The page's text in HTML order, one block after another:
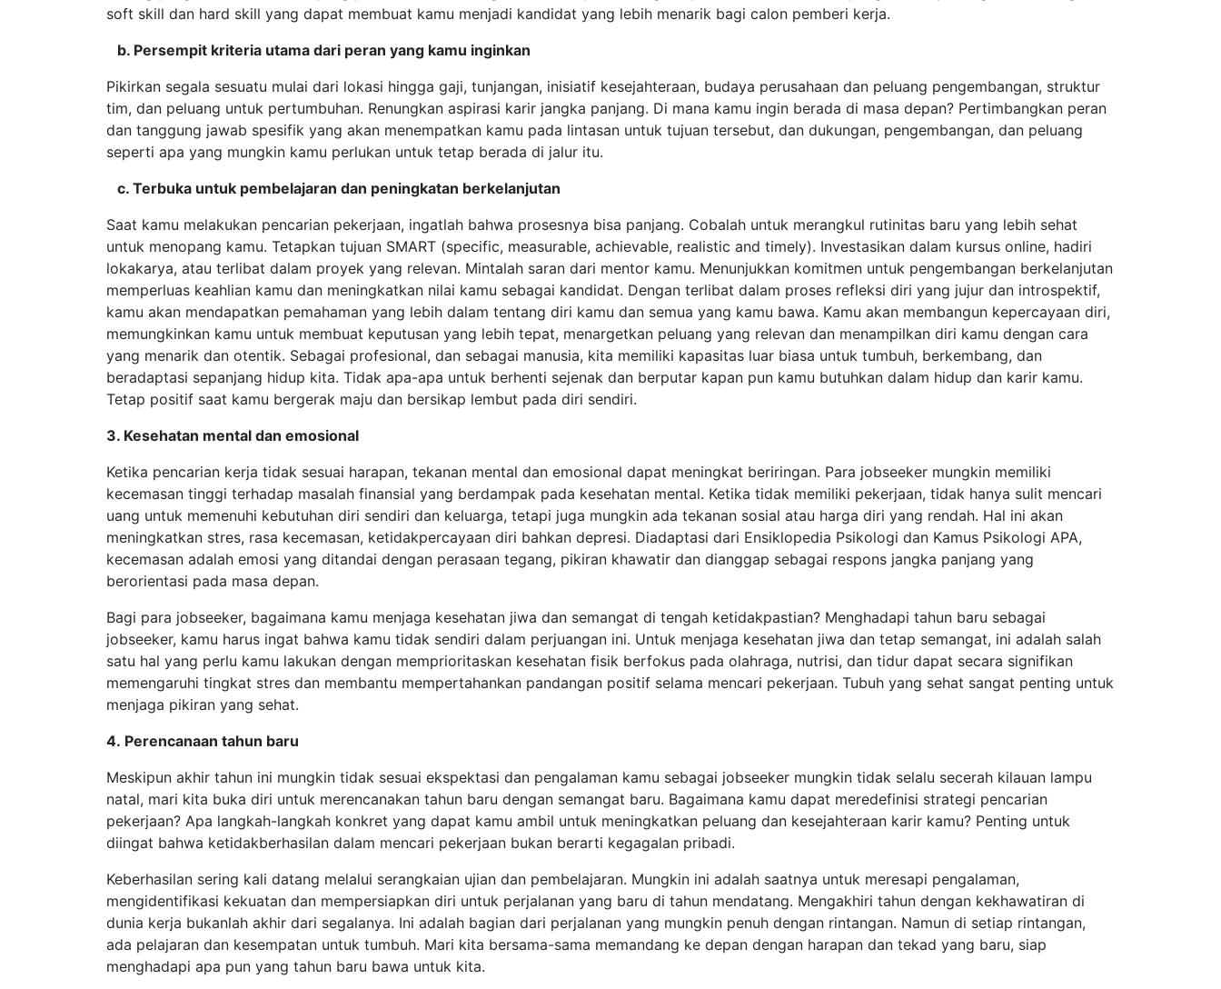
soft skill dan hard skill yang dapat membuat kamu menjadi kandidat yang lebih menarik bagi calon pemberi kerja.
b. Persempit kriteria utama dari peran yang kamu inginkan
Pikirkan segala sesuatu mulai dari lokasi hingga gaji, tunjangan, inisiatif kesejahteraan, budaya perusahaan dan peluang pengembangan, struktur
tim, dan peluang untuk pertumbuhan. Renungkan aspirasi karir jangka panjang. Di mana kamu ingin berada di masa depan? Pertimbangkan peran
dan tanggung jawab spesifik yang akan menempatkan kamu pada lintasan untuk tujuan tersebut, dan dukungan, pengembangan, dan peluang
seperti apa yang mungkin kamu perlukan untuk tetap berada di jalur itu.
c. Terbuka untuk pembelajaran dan peningkatan berkelanjutan
Saat kamu melakukan pencarian pekerjaan, ingatlah bahwa prosesnya bisa panjang. Cobalah untuk merangkul rutinitas baru yang lebih sehat
untuk menopang kamu. Tetapkan tujuan SMART (specific, measurable, achievable, realistic and timely). Investasikan dalam kursus online, hadiri
lokakarya, atau terlibat dalam proyek yang relevan. Mintalah saran dari mentor kamu. Menunjukkan komitmen untuk pengembangan berkelanjutan
memperluas keahlian kamu dan meningkatkan nilai kamu sebagai kandidat. Dengan terlibat dalam proses refleksi diri yang jujur dan introspektif,
kamu akan mendapatkan pemahaman yang lebih dalam tentang diri kamu dan semua yang kamu bawa. Kamu akan membangun kepercayaan diri,
memungkinkan kamu untuk membuat keputusan yang lebih tepat, menargetkan peluang yang relevan dan menampilkan diri kamu dengan cara
yang menarik dan otentik. Sebagai profesional, dan sebagai manusia, kita memiliki kapasitas luar biasa untuk tumbuh, berkembang, dan
beradaptasi sepanjang hidup kita. Tidak apa-apa untuk berhenti sejenak dan berputar kapan pun kamu butuhkan dalam hidup dan karir kamu.
Tetap positif saat kamu bergerak maju dan bersikap lembut pada diri sendiri.
3. Kesehatan mental dan emosional
Ketika pencarian kerja tidak sesuai harapan, tekanan mental dan emosional dapat meningkat beriringan. Para jobseeker mungkin memiliki
kecemasan tinggi terhadap masalah finansial yang berdampak pada kesehatan mental. Ketika tidak memiliki pekerjaan, tidak hanya sulit mencari
uang untuk memenuhi kebutuhan diri sendiri dan keluarga, tetapi juga mungkin ada tekanan sosial atau harga diri yang rendah. Hal ini akan
meningkatkan stres, rasa kecemasan, ketidakpercayaan diri bahkan depresi. Diadaptasi dari Ensiklopedia Psikologi dan Kamus Psikologi APA,
kecemasan adalah emosi yang ditandai dengan perasaan tegang, pikiran khawatir dan dianggap sebagai respons jangka panjang yang
berorientasi pada masa depan.
Bagi para jobseeker, bagaimana kamu menjaga kesehatan jiwa dan semangat di tengah ketidakpastian? Menghadapi tahun baru sebagai
jobseeker, kamu harus ingat bahwa kamu tidak sendiri dalam perjuangan ini. Untuk menjaga kesehatan jiwa dan tetap semangat, ini adalah salah
satu hal yang perlu kamu lakukan dengan memprioritaskan kesehatan fisik berfokus pada olahraga, nutrisi, dan tidur dapat secara signifikan
memengaruhi tingkat stres dan membantu mempertahankan pandangan positif selama mencari pekerjaan. Tubuh yang sehat sangat penting untuk
menjaga pikiran yang sehat.
4. Perencanaan tahun baru
Meskipun akhir tahun ini mungkin tidak sesuai ekspektasi dan pengalaman kamu sebagai jobseeker mungkin tidak selalu secerah kilauan lampu
natal, mari kita buka diri untuk merencanakan tahun baru dengan semangat baru. Bagaimana kamu dapat meredefinisi strategi pencarian
pekerjaan? Apa langkah-langkah konkret yang dapat kamu ambil untuk meningkatkan peluang dan kesejahteraan karir kamu? Penting untuk
diingat bahwa ketidakberhasilan dalam mencari pekerjaan bukan berarti kegagalan pribadi.
Keberhasilan sering kali datang melalui serangkaian ujian dan pembelajaran. Mungkin ini adalah saatnya untuk meresapi pengalaman,
mengidentifikasi kekuatan dan mempersiapkan diri untuk perjalanan yang baru di tahun mendatang. Mengakhiri tahun dengan kekhawatiran di
dunia kerja bukanlah akhir dari segalanya. Ini adalah bagian dari perjalanan yang mungkin penuh dengan rintangan. Namun di setiap rintangan,
ada pelajaran dan kesempatan untuk tumbuh. Mari kita bersama-sama memandang ke depan dengan harapan dan tekad yang baru, siap
menghadapi apa pun yang tahun baru bawa untuk kita.